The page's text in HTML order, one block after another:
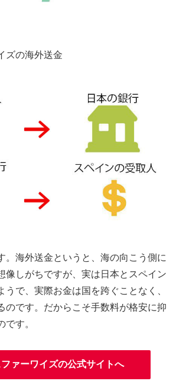
ズの海外送金
。海外送金というと、海の向こう側に
像しがちですが、実は日本とスペイン
うで、実際お金は国を跨ぐことなく、
のです。だからこそ手数料が格安に抑
です。
ファーワイズの公式サイトへ